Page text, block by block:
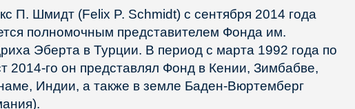
П. Шмидт (Felix P. Schmidt) с сентября 2014 года
полномочным представителем Фонда им.
Эберта в Турции. В период с марта 1992 года по
2014-го он представлял Фонд в Кении, Зимбабве,
Индии, а также в земле Баден-Вюртемберг